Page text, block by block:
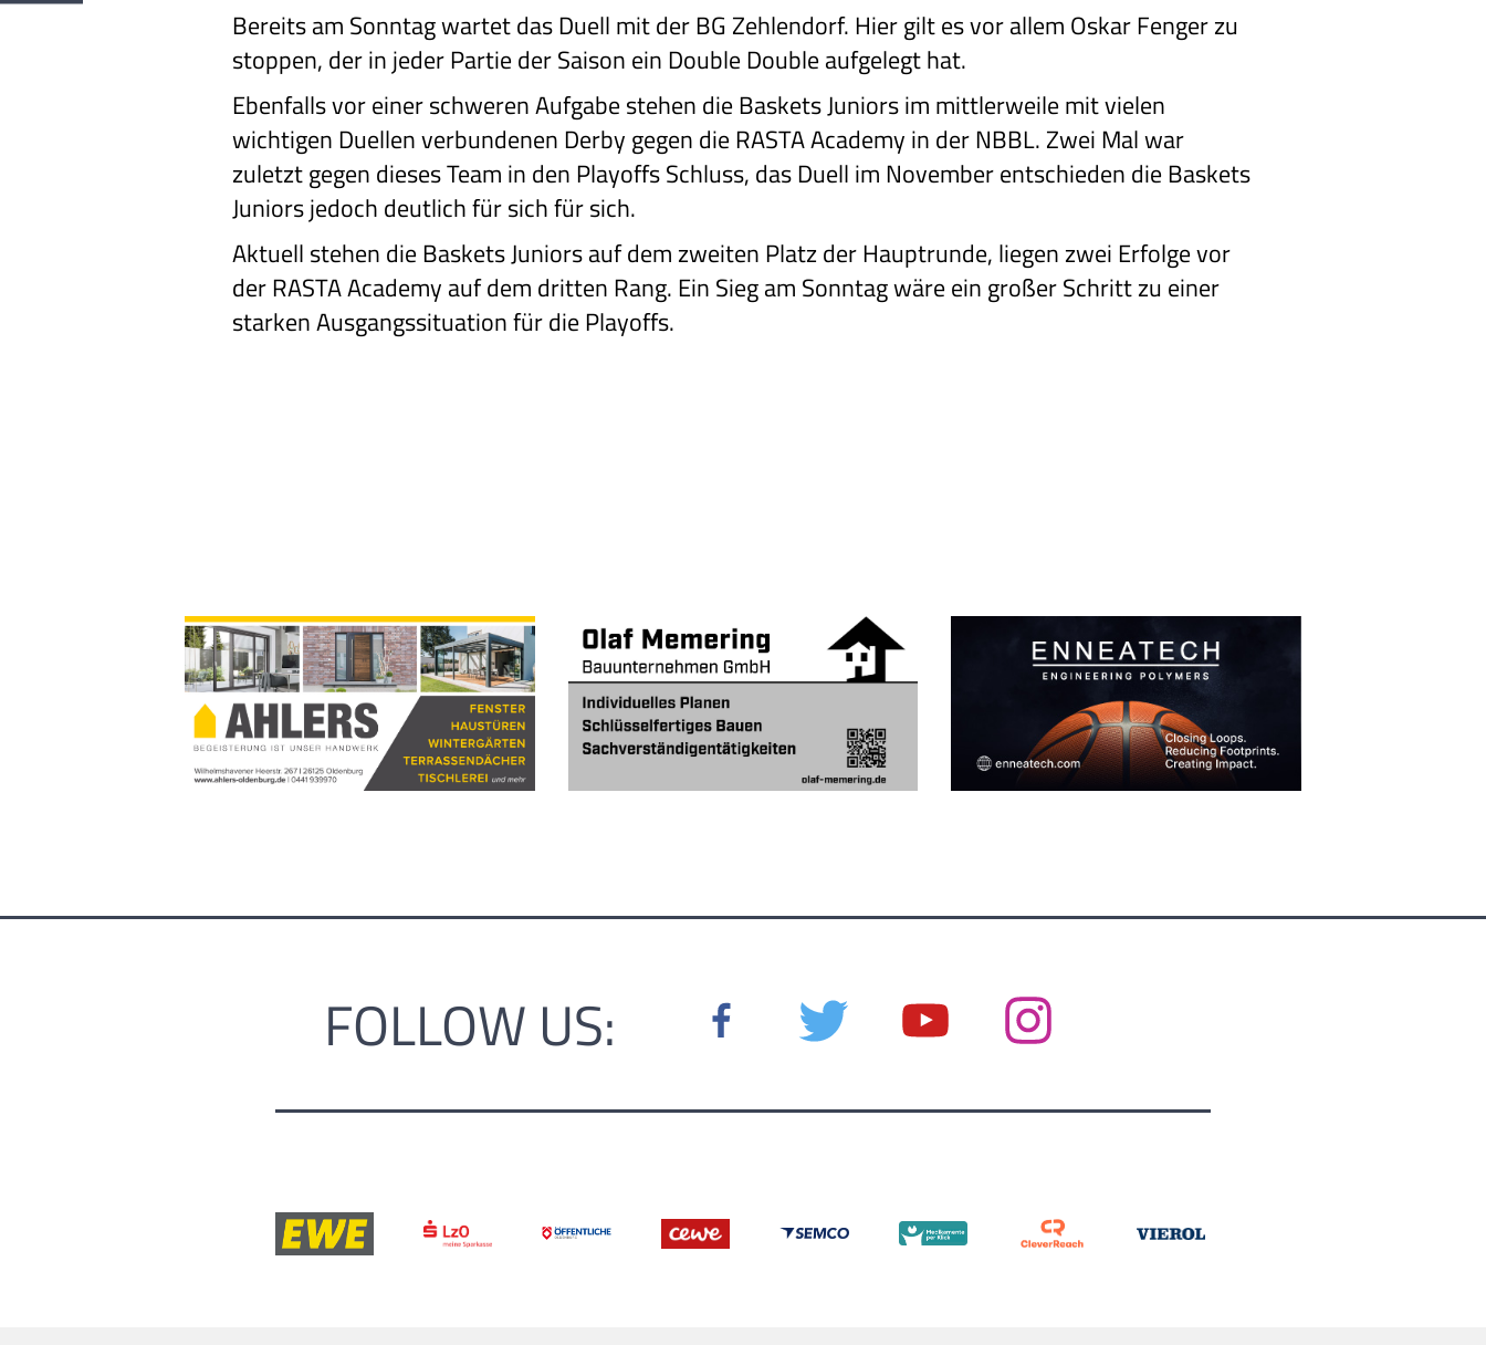
Bereits am Sonntag wartet das Duell mit der BG Zehlendorf. Hier gilt es vor allem Oskar Fenger zu
stoppen, der in jeder Partie der Saison ein Double Double aufgelegt hat.
Ebenfalls vor einer schweren Aufgabe stehen die Baskets Juniors im mittlerweile mit vielen
wichtigen Duellen verbundenen Derby gegen die RASTA Academy in der NBBL. Zwei Mal war
zuletzt gegen dieses Team in den Playoffs Schluss, das Duell im November entschieden die Baskets
Juniors jedoch deutlich für sich für sich.
Aktuell stehen die Baskets Juniors auf dem zweiten Platz der Hauptrunde, liegen zwei Erfolge vor
der RASTA Academy auf dem dritten Rang. Ein Sieg am Sonntag wäre ein großer Schritt zu einer
starken Ausgangssituation für die Playoffs.
FOLLOW US: